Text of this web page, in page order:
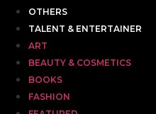
OTHERS
TALENT & ENTERTAINER
ART
BEAUTY & COSMETICS
BOOKS
FASHION